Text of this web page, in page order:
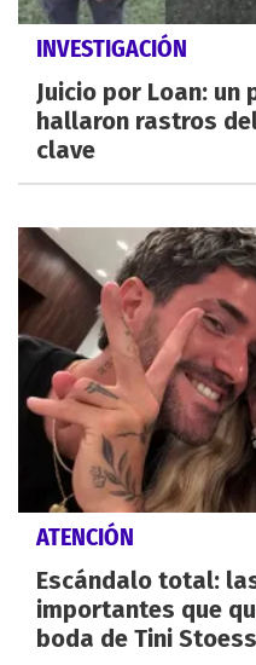
INVESTIGACIÓN
Juicio por Loan:
hallaron rastros
clave
ATENCIÓN
Escándalo total:
importantes que
boda de Tini